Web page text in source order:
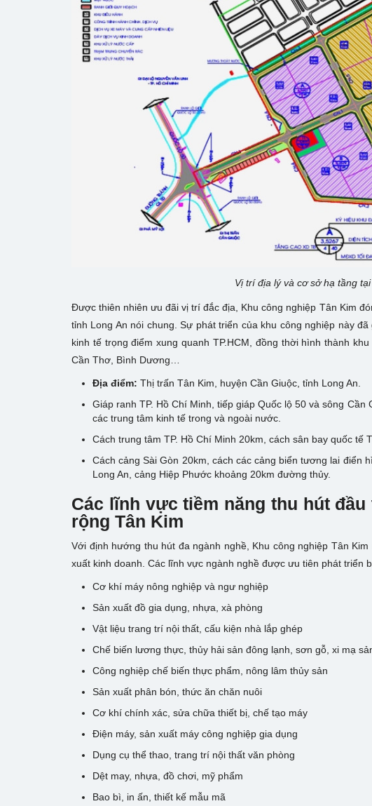
Vị trí địa lý và cơ sở hạ tầng
Được thiên nhiên ưu đãi vị trí đắc địa, Khu công nghiệp Tân Kim
tỉnh Long An nói chung. Sự phát triển của khu công nghiệp này
kinh tế trọng điểm xung quanh TP.HCM, đồng thời hình thành
Cần Thơ, Bình Dương…
Địa điểm: Thị trấn Tân Kim, huyện Cần Giuộc, tỉnh Long An.
Giáp ranh TP. Hồ Chí Minh, tiếp giáp Quốc lộ 50 và sông
các trung tâm kinh tế trong và ngoài nước.
Cách trung tâm TP. Hồ Chí Minh 20km, cách sân bay quốc tế
Cách cảng Sài Gòn 20km, cách các cảng biển tương lai điển
Long An, cảng Hiệp Phước khoảng 20km đường thủy.
Các lĩnh vực tiềm năng thu hút
rộng Tân Kim
Với định hướng thu hút đa ngành nghề, Khu công nghiệp Tân
xuất kinh doanh. Các lĩnh vực ngành nghề được ưu tiên phát triển
Cơ khí máy nông nghiệp và ngư nghiệp
Sản xuất đồ gia dụng, nhựa, xà phòng
Vật liệu trang trí nội thất, cấu kiện nhà lắp ghép
Chế biến lương thực, thủy hải sản đông lạnh, sơn gỗ, xi mạ
Công nghiệp chế biến thực phẩm, nông lâm thủy sản
Sản xuất phân bón, thức ăn chăn nuôi
Cơ khí chính xác, sửa chữa thiết bị, chế tạo máy
Điện máy, sản xuất máy công nghiệp gia dụng
Dụng cụ thể thao, trang trí nội thất văn phòng
Dệt may, nhựa, đồ chơi, mỹ phẩm
Bao bì, in ấn, thiết kế mẫu mã